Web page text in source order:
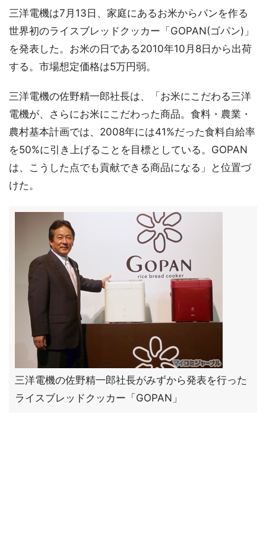
三洋電機は7月13日、家庭にあるお米からパンを作る
世界初のライスブレッドクッカー「GOPAN(ゴパン)」
を発表した。お米の日である2010年10月8日から出荷
する。市場想定価格は5万円弱。
三洋電機の佐野精一郎社長は、「お米にこだわる三洋
電機が、さらにお米にこだわった商品。食料・農業・
農村基本計画では、2008年には41%だった食料自給率
を50%に引き上げることを目標としている。GOPAN
は、こうした点でも貢献できる商品になる」と位置づ
けた。
三洋電機の佐野精一郎社長がみずから発表を行った
ライスブレッドクッカー「GOPAN」